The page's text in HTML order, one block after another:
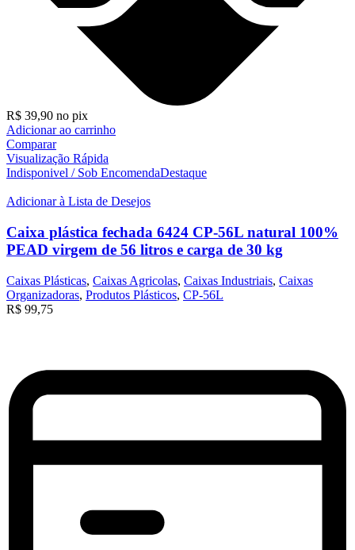
R$ 39,90 no pix
Adicionar ao carrinho
Comparar
Visualização Rápida
Indisponivel / Sob EncomendaDestaque
Adicionar à Lista de Desejos
Caixa plástica fechada 6424 CP-56L natural 100%
PEAD virgem de 56 litros e carga de 30 kg
Caixas Plásticas, Caixas Agricolas, Caixas Industriais, Caixas
Organizadoras, Produtos Plásticos, CP-56L
R$ 99,75